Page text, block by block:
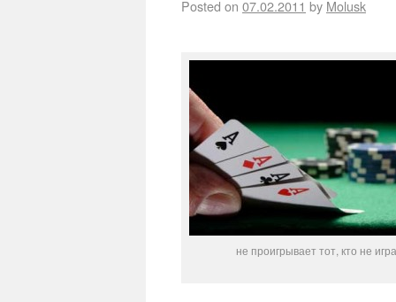
Posted on 07.02.2011 by Molusk
не проигрывает тот, кто не